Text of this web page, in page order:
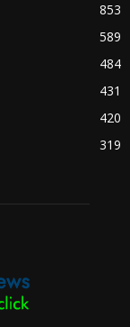
853
589
484
431
420
319